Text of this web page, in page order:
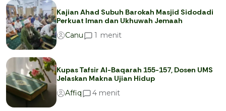
Kajian Ahad Subuh Barokah Masjid Sidodadi
Perkuat Iman dan Ukhuwah Jemaah
Canu
1 menit
Kupas Tafsir Al-Baqarah 155-157, Dosen UMS
Jelaskan Makna Ujian Hidup
Affiq
4 menit